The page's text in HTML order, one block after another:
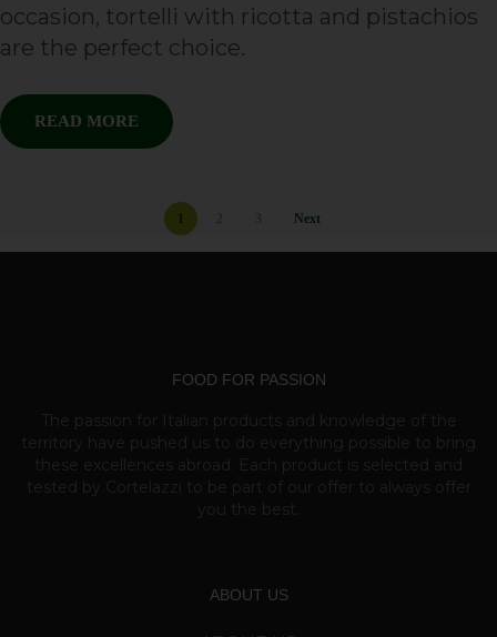
occasion, tortelli with ricotta and pistachios
are the perfect choice.
READ MORE
Next
FOOD FOR PASSION
ABOUT US